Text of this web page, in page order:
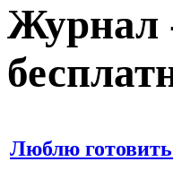
Журнал
Люблю